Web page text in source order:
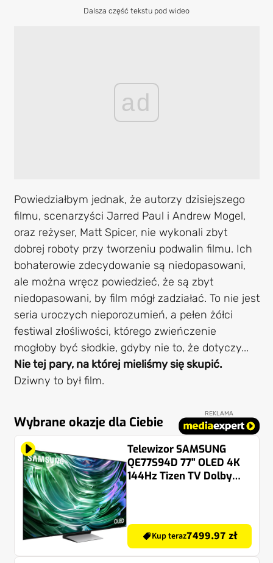
Dalsza część tekstu pod wideo
ad
Powiedziałbym jednak, że autorzy dzisiejszego
filmu, scenarzyści Jarred Paul i Andrew Mogel,
oraz reżyser, Matt Spicer, nie wykonali zbyt
dobrej roboty przy tworzeniu podwalin filmu. Ich
bohaterowie zdecydowanie są niedopasowani,
ale można wręcz powiedzieć, że są zbyt
niedopasowani, by film mógł zadziałać. To nie jest
seria uroczych nieporozumień, a pełen żółci
festiwal złośliwości, którego zwieńczenie
mogłoby być słodkie, gdyby nie to, że dotyczy...
Nie tej pary, na której mieliśmy się skupić.
Dziwny to był film.
Wybrane okazje dla Ciebie
REKLAMA
Telewizor SAMSUNG
QE77S94D 77" OLED 4K
144Hz Tizen TV Dolby
Kup teraz7499.97 zł